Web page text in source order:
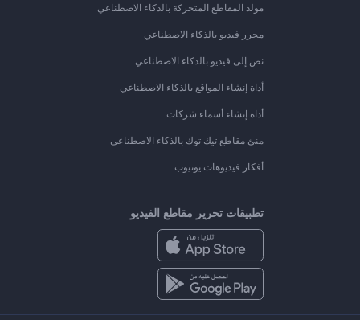
مولد المقاطع المتحركة بالذكاء الاصطناعي
محرر فيديو بالذكاء الاصطناعي
نص إلى فيديو بالذكاء الاصطناعي
أداة إنشاء المواقع بالذكاء الاصطناعي
أداة إنشاء أسماء شركات
منئ مقاطع تيك توك بالذكاء الاصطناعي
أفكار فيديوهات يوتيوب
تطبيقات تحرير مقاطع الفيديو